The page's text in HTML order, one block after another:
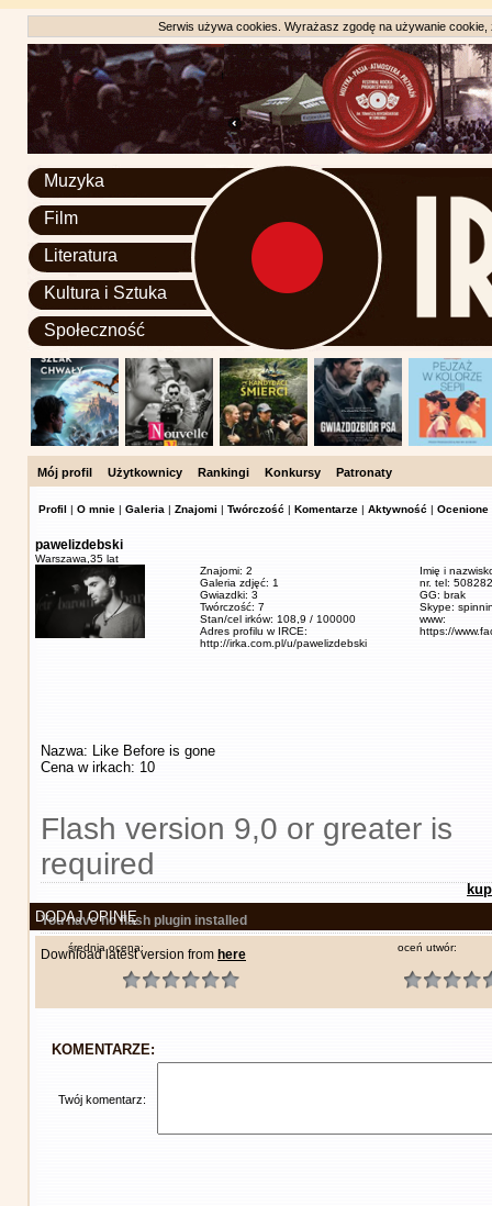
Serwis używa cookies. Wyrażasz zgodę na używanie
Muzyka
Film
Literatura
Kultura i Sztuka
Społeczność
Mój profil Użytkownicy Rankingi Konkursy Patronaty
Profil | O mnie | Galeria | Znajomi | Twórczość | Komentarze | Aktywność | Ocenione
pawelizdebski
Warszawa, 35 lat
Znajomi: 2
Galeria zdjęć: 1
Gwiazdki: 3
Twórczość: 7
Stan/cel irków: 108,9 / 100000
Adres profilu w IRCE:
http://irka.com.pl/u/pawelizdebski
Imię i
nr. tel:
GG: brak
Skype:
www:
https://
Nazwa: Like Before is gone
Cena w irkach: 10
Flash version 9,0 or greater is
required
You have no flash plugin installed
Download latest version from here
DODAJ OPINIĘ
średnia ocena: oceń utwór:
KOMENTARZE:
Twój komentarz: